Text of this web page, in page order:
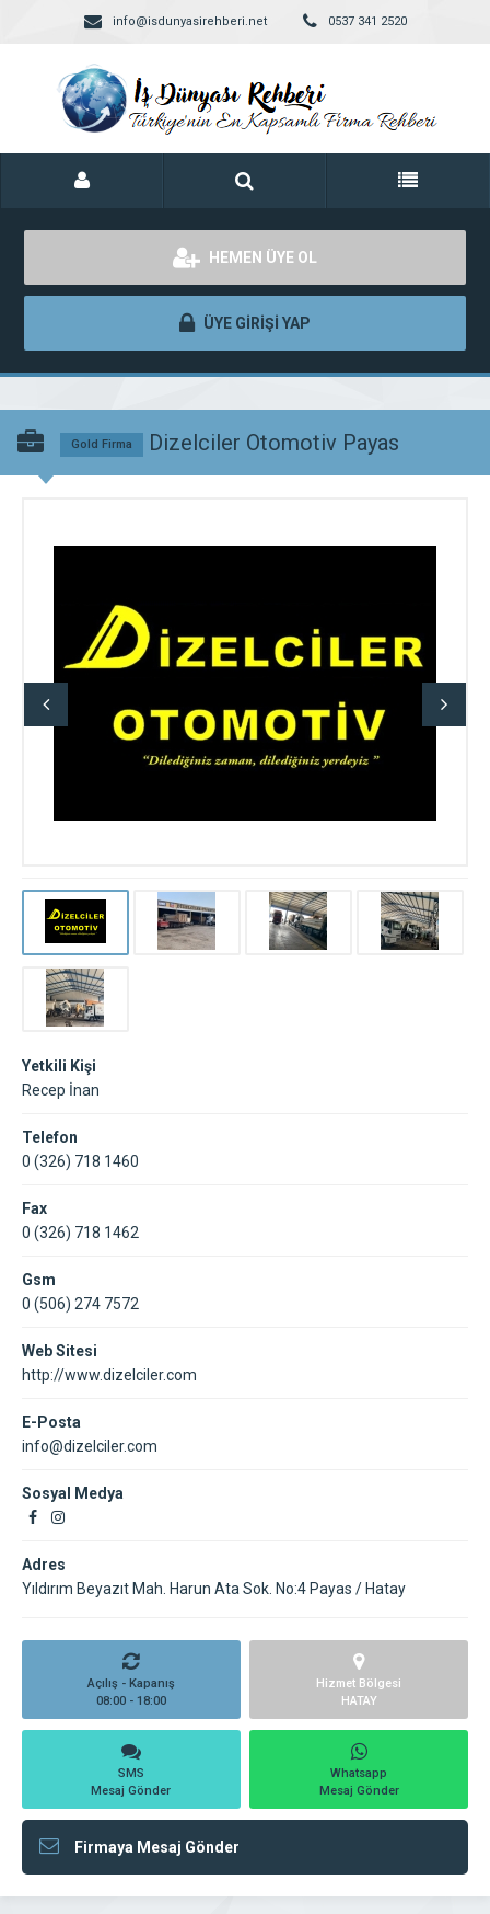
info@isdunyasirehberi.net 0537 341 2520
HEMEN ÜYE OL
ÜYE GİRİŞİ YAP
Gold Firma Dizelciler Otomotiv Payas
Yetkili Kişi
Recep İnan
Telefon
0 (326) 718 1460
Fax
0 (326) 718 1462
Gsm
0 (506) 274 7572
Web Sitesi
http://www.dizelciler.com
E-Posta
info@dizelciler.com
Sosyal Medya
Adres
Yıldırım Beyazıt Mah. Harun Ata Sok. No:4 Payas / Hatay
Açılış - Kapanış
08:00 - 18:00
Hizmet Bölgesi
HATAY
SMS
Mesaj Gönder
Whatsapp
Mesaj Gönder
Firmaya Mesaj Gönder